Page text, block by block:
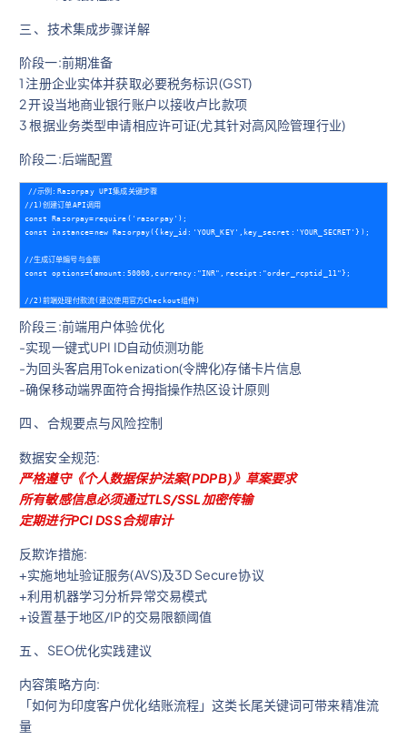
三 、技术集成步骤详解
阶段一:前期准备
1 注册企业实体并获取必要税务标识(GST)
2 开设当地商业银行账户以接收卢比款项
3 根据业务类型申请相应许可证(尤其针对高风险管理行业)
阶段二:后端配置
//示例:Razorpay UPI集成关键步骤
//1)创建订单API调用
const Razorpay=require('razorpay');
const instance=new Razorpay({key_id:'YOUR_KEY',key_secret:'YOUR_SECRET'});
//生成订单编号与金额
const options={amount:50000,currency:"INR",receipt:"order_rcptid_11"};
阶段三:前端用户体验优化
-实现一键式UPI ID自动侦测功能
-为回头客启用Tokenization(令牌化)存储卡片信息
-确保移动端界面符合拇指操作热区设计原则
四 、合规要点与风险控制
数据安全规范:
严格遵守《个人数据保护法案(PDPB)》草案要求
所有敏感信息必须通过TLS/SSL加密传输
定期进行PCI DSS合规审计
反欺诈措施:
+实施地址验证服务(AVS)及3D Secure协议
+利用机器学习分析异常交易模式
+设置基于地区/IP的交易限额阈值
五 、SEO优化实践建议
内容策略方向:
「如何为印度客户优化结账流程」这类长尾关键词可带来精准流
量